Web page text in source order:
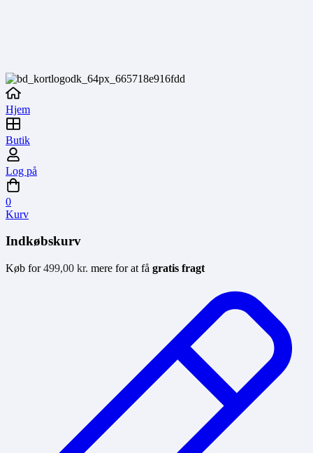
Hjem
Butik
Log på
0
Kurv
Indkøbskurv
Køb for499,00 kr. mere for at få gratis fragt